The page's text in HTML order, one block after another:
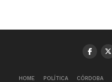
HOME POLÍTICA CÓRDOBA